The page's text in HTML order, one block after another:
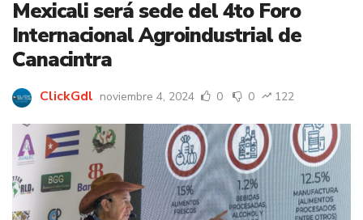
Mexicali será sede del 4to Foro
Internacional Agroindustrial de
Canacintra
ClickGdl noviembre 4, 2024 0 0 122